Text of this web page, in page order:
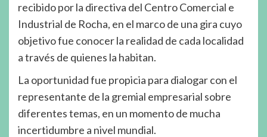
recibido por la directiva del Centro Comercial e
Industrial de Rocha, en el marco de una gira cuyo
objetivo fue conocer la realidad de cada localidad
a través de quienes la habitan.
La oportunidad fue propicia para dialogar con el
representante de la gremial empresarial sobre
diferentes temas, en un momento de mucha
incertidumbre a nivel mundial.